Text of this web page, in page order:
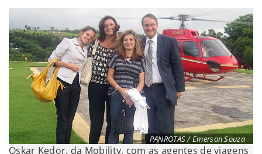
PANROTAS / Emerson Souza
Oskar Kedor, da Mobility, com as agentes de viagens